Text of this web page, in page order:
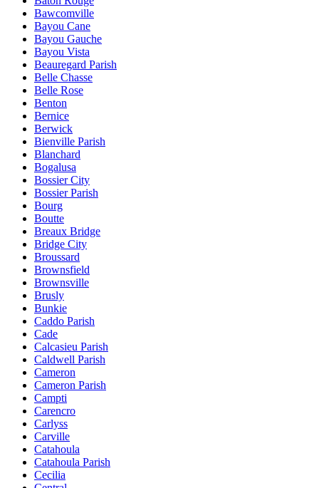
Bawcomville
Bayou Cane
Bayou Gauche
Bayou Vista
Beauregard Parish
Belle Chasse
Belle Rose
Benton
Bernice
Berwick
Bienville Parish
Blanchard
Bogalusa
Bossier City
Bossier Parish
Bourg
Boutte
Breaux Bridge
Bridge City
Broussard
Brownsfield
Brownsville
Brusly
Bunkie
Caddo Parish
Cade
Calcasieu Parish
Caldwell Parish
Cameron
Cameron Parish
Campti
Carencro
Carlyss
Carville
Catahoula
Catahoula Parish
Cecilia